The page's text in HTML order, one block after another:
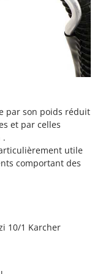
par son poids réduit
et par celles
.
utile
comportant des
10/1 Karcher